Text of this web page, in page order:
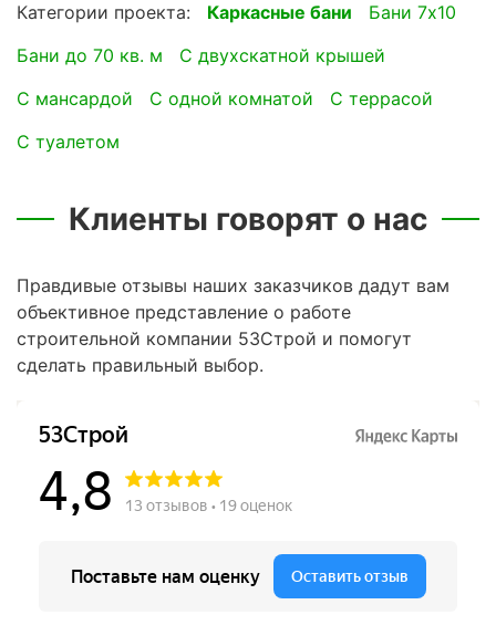
Категории проекта: Каркасные бани
Бани 7х10
Бани до 70 кв. м
с двухскатной крышей
с мансардой
с одной комнатой
с террасой
с туалетом
Клиенты говорят о нас
Правдивые отзывы наших заказчиков дадут вам
объективное представление о работе
строительной компании 53Строй и помогут
сделать правильный выбор.